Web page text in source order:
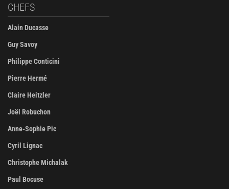
CHEFS
Alain Ducasse
Guy Savoy
Philippe Conticini
Pierre Hermé
Claire Heitzler
Joël Robuchon
Anne-Sophie Pic
Cyril Lignac
Christophe Michalak
Paul Bocuse